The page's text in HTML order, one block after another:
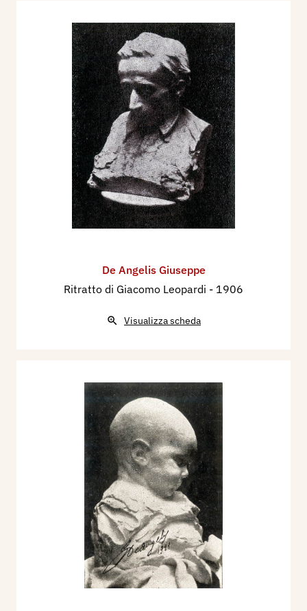
1926 - Giuseppe De Angelis: Bozzetto (gesso),
Napoli, Cimento, Anno VI, p. 219.
1926 - Giuseppe De Angelis: Urna funeraria,
Napoli, Cimento, Anno VI, p. 241.
1951 - Ettore Padovano, Dizionario degli Artisti
Contemporanei, Milano, I.T.E., p. 102
2003 - Alfonso Panzetta, Nuovo Dizionario degli
Scultori Italiani dell’ottocento e del primo
novecento, volume I, A-L, Adarte, p. 305.
De Angelis Giuseppe
Ritratto di Giacomo Leopardi - 1906
Visualizza scheda